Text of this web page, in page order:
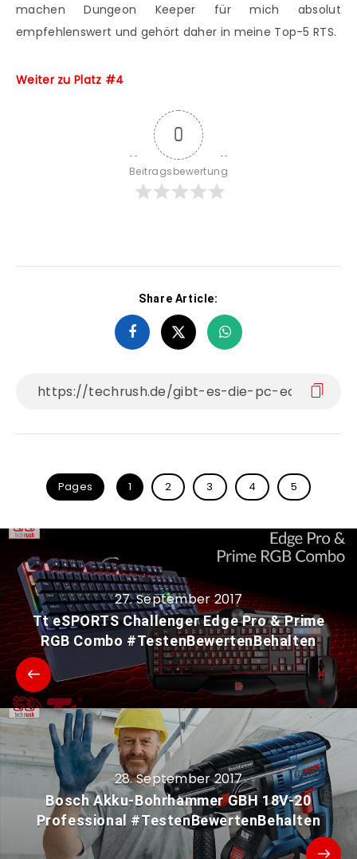
machen Dungeon Keeper für mich absolut
empfehlenswert und gehört daher in meine Top-5 RTS.
Weiter zu Platz #4
0
Beitragsbewertung
Share Article:
Pages 1 2 3 4 5
27. September 2017
Tt eSPORTS Challenger Edge Pro & Prime
RGB Combo #TestenBewertenBehalten
28. September 2017
Bosch Akku-Bohrhammer GBH 18V-20
Professional #TestenBewertenBehalten